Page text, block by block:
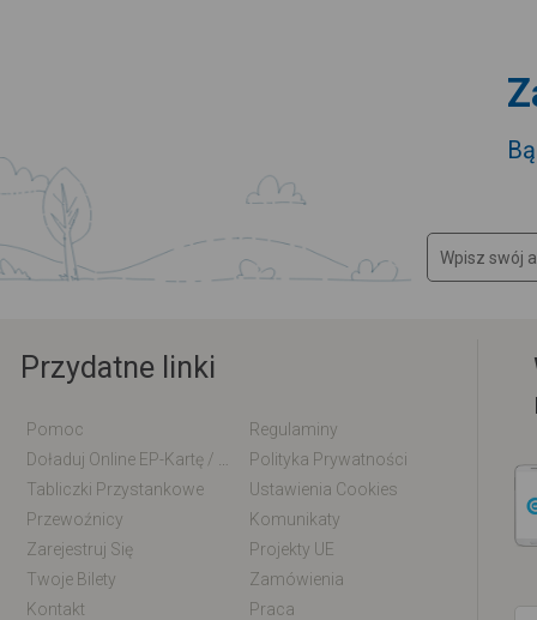
Przydatne linki
Pomoc
Regulaminy
Polityka Prywatności
Tabliczki Przystankowe
Ustawienia Cookies
Przewoźnicy
Komunikaty
Zarejestruj Się
Projekty UE
Twoje Bilety
Zamówienia
Kontakt
Praca